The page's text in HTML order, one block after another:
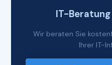
IT-
Wir beraten Sie
Ihrer IT-